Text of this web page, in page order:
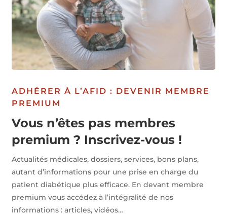
ADHÉRER À L’AFID : DEVENIR MEMBRE
PREMIUM
Vous n’êtes pas membres
premium ? Inscrivez-vous !
Actualités médicales, dossiers, services, bons plans,
autant d’informations pour une prise en charge du
patient diabétique plus efficace. En devant membre
premium vous accédez à l’intégralité de nos
informations : articles, vidéos…